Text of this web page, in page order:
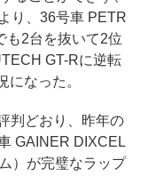
り、36号車 PETR
も2台を抜いて2位
GT-Rに逆転
になった。
判どおり、昨年の
GAINER DIXCEL
）が完璧なラップ